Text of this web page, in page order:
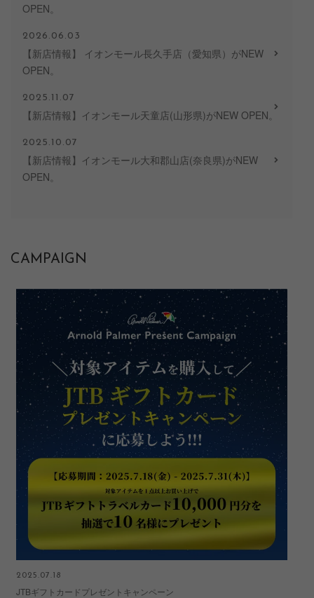
OPEN。
2026.06.03
【新店情報】 イオンモール長久手店（愛知県）がNEW
OPEN。
2025.11.07
【新店情報】イオンモール天童店(山形県)がNEW OPEN。
2025.10.07
【新店情報】イオンモール大和郡山店(奈良県)がNEW
OPEN。
CAMPAIGN
2025.07.18
JTBギフトカードプレゼントキャンペーン